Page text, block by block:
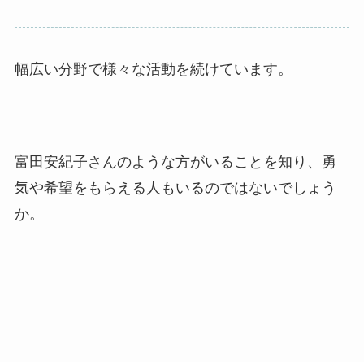
幅広い分野で様々な活動を続けています。
富田安紀子さんのような方がいることを知り、勇
気や希望をもらえる人もいるのではないでしょう
か。